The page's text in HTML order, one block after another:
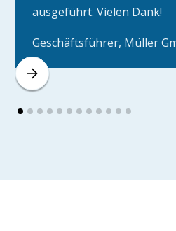
ausgeführt. Vielen Dank!
Geschäftsführer, Müller